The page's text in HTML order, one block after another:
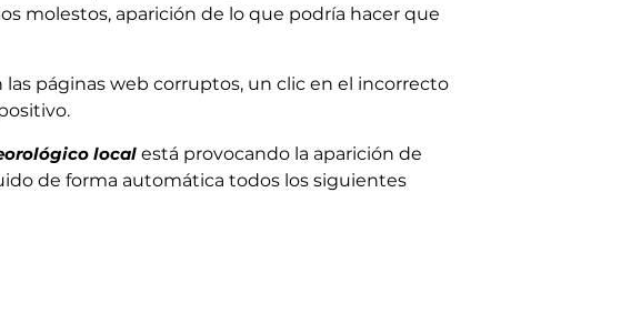
molestos, aparición de lo que podría hacer que
páginas web corruptos, un clic en el incorrecto
local está provocando la aparición de
de forma automática todos los siguientes